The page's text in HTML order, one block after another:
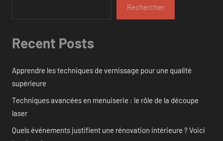
Rechercher
Recent Posts
Apprendre les techniques de vernissage pour une qualité
supérieure
Techniques avancées en menuiserie : le rôle de la découpe
laser
Quels événements justifient une rénovation intérieure ? Voici